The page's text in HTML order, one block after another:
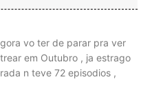
vo ter de parar pra ver
em Outubro , ja estrago
n teve 72 episodios ,